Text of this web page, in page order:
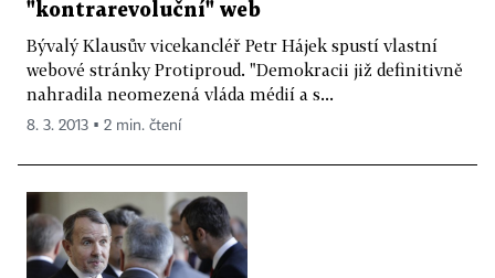
"kontrarevoluční" web
Bývalý Klausův vicekancléř Petr Hájek spustí vlastní
webové stránky Protiproud. "Demokracii již definitivně
nahradila neomezená vláda médií a s...
8. 3. 2013 ▪ 2 min. čtení